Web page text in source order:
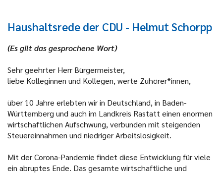
Haushaltsrede der CDU - Helmut Schorpp
(Es gilt das gesprochene Wort)
Sehr geehrter Herr Bürgermeister,
liebe Kolleginnen und Kollegen, werte Zuhörer*innen,
über 10 Jahre erlebten wir in Deutschland, in Baden-
Württemberg und auch im Landkreis Rastatt einen enormen
wirtschaftlichen Aufschwung, verbunden mit steigenden
Steuereinnahmen und niedriger Arbeitslosigkeit.
Mit der Corona-Pandemie findet diese Entwicklung für viele
ein abruptes Ende. Das gesamte wirtschaftliche und